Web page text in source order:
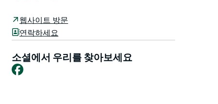
회는 각 주요 레크리에이션 사용자의 대표로 구성된 "관
리 위원회"의 지원을 받습니다.
레크리에이션 구역의 주요 사용자는 그레이하운드 경주
하네스 경주 및 훈련, AP 및 H 협회(쇼 협회) 농구,
웹사이트 방문
연락하세요
소셜에서 우리를 찾아보세요
Facebook